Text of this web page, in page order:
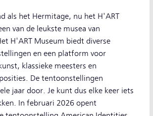
als het Hermitage, nu het H'ART
van de leukste musea van
H'ART Museum biedt diverse
en een platform voor
klassieke meesters en
De tentoonstellingen
jaar door. Je kunt dus elke keer iets
In februari 2026 opent